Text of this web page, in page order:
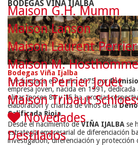
BODEGAS VIÑA IJALBA
Bodegas Viña Ijalba
Fue fundada en el año 1975 por
empresa joven, nacida en 1991,
olivar (posee 80 y 15 ha. propias
elaboración y crianza de vinos de la
Calificada Rioja.
Desde el nacimiento deVIÑA IJALBA se
estrategia empresarial de diferenciación
investigación, diferenciación y protección
Maison G.H. Mumm
Maison Lanson
Maison Laurent Perrier
Maison M. Hosthomme
Maison Perrier Jouët
Maison Tribaut
Novedades
Destilados